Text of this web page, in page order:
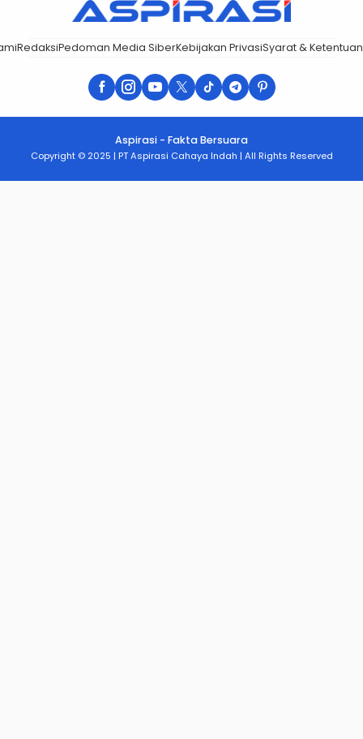
RedaksiPedoman Media SiberKebijakan PrivasiSyarat & Ketentuan
Aspirasi - Fakta Bersuara
Copyright © 2025 | PT Aspirasi Cahaya Indah | All Rights Reserved